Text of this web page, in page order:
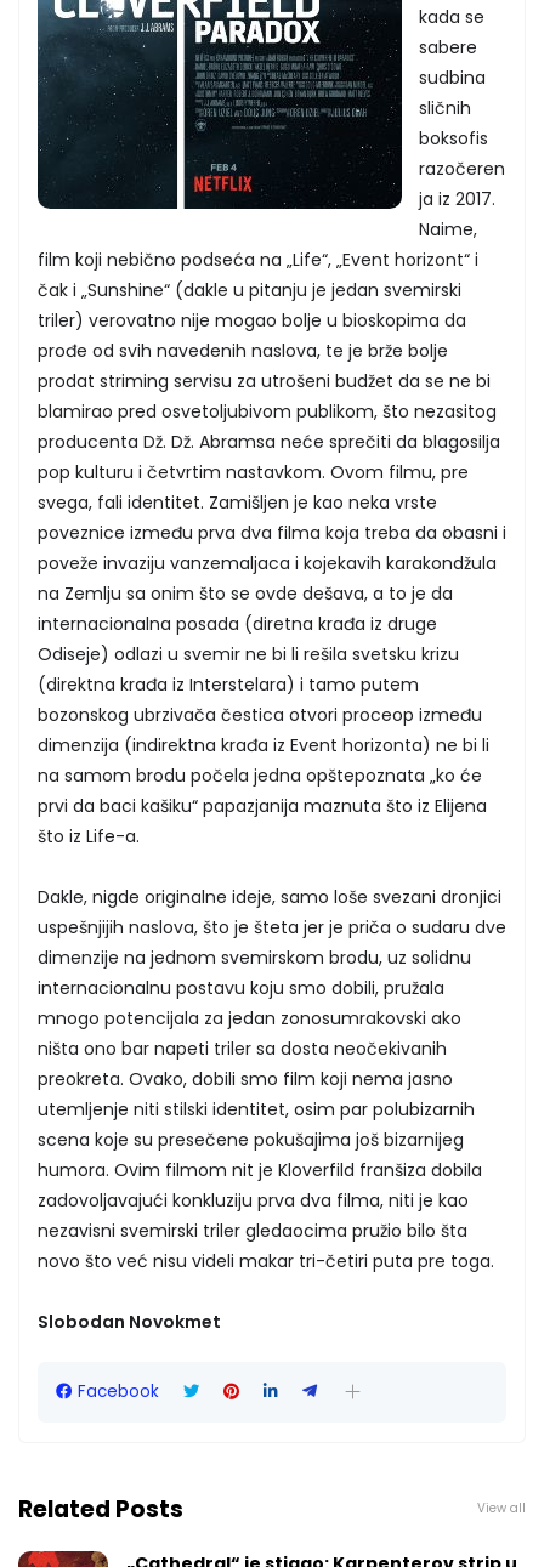
kada se
sabere
sudbina
sličnih
boksofis
razočeren
ja iz 2017.
Naime,
film koji nebično podseća na „Life“, „Event horizont“ i
čak i „Sunshine“ (dakle u pitanju je jedan svemirski
triler) verovatno nije mogao bolje u bioskopima da
prođe od svih navedenih naslova, te je brže bolje
prodat striming servisu za utrošeni budžet da se ne bi
blamirao pred osvetoljubivom publikom, što nezasitog
producenta Dž. Dž. Abramsa neće sprečiti da blagosilja
pop kulturu i četvrtim nastavkom. Ovom filmu, pre
svega, fali identitet. Zamišljen je kao neka vrste
poveznice između prva dva filma koja treba da obasni i
poveže invaziju vanzemaljaca i kojekavih karakondžula
na Zemlju sa onim što se ovde dešava, a to je da
internacionalna posada (diretna krađa iz druge
Odiseje) odlazi u svemir ne bi li rešila svetsku krizu
(direktna krađa iz Interstelara) i tamo putem
bozonskog ubrzivača čestica otvori proceop između
dimenzija (indirektna krađa iz Event horizonta) ne bi li
na samom brodu počela jedna opštepoznata „ko će
prvi da baci kašiku“ papazjanija maznuta što iz Elijena
što iz Life-a.
Dakle, nigde originalne ideje, samo loše svezani dronjici
uspešnjijih naslova, što je šteta jer je priča o sudaru dve
dimenzije na jednom svemirskom brodu, uz solidnu
internacionalnu postavu koju smo dobili, pružala
mnogo potencijala za jedan zonosumrakovski ako
ništa ono bar napeti triler sa dosta neočekivanih
preokreta. Ovako, dobili smo film koji nema jasno
utemljenje niti stilski identitet, osim par polubizarnih
scena koje su presečene pokušajima još bizarnijeg
humora. Ovim filmom nit je Kloverfild franšiza dobila
zadovoljavajući konkluziju prva dva filma, niti je kao
nezavisni svemirski triler gledaocima pružio bilo šta
novo što već nisu videli makar tri-četiri puta pre toga.
Slobodan Novokmet
Facebook
Related Posts View all